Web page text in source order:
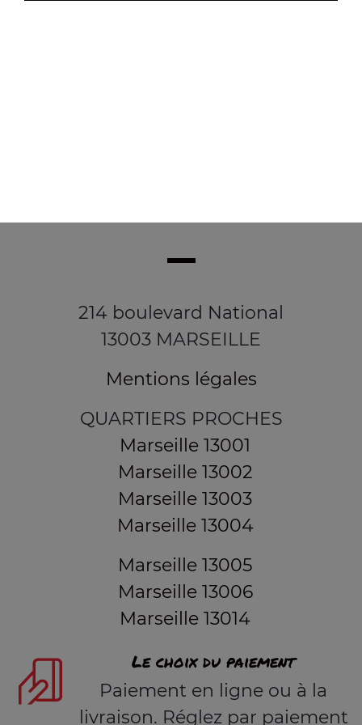
Chicken wings (4 pièces)
214 boulevard National
13003 MARSEILLE
Mentions légales
QUARTIERS PROCHES
Marseille 13001
Marseille 13002
Marseille 13003
Marseille 13004
Marseille 13005
Marseille 13006
Marseille 13014
Le choix du paiement
Paiement en ligne ou à la
livraison. Réglez par paiement